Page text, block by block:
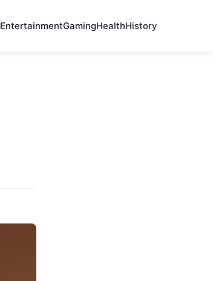
EntertainmentGamingHealthHistory